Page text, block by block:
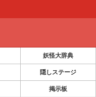
妖怪大辞典
隠しステージ
掲示板